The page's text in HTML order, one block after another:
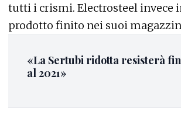
tutti i crismi. Electrosteel invece
prodotto finito nei suoi
«La Sertubi ridotta resisterà
al 2021»